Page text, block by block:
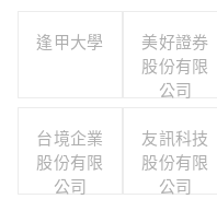
逢甲大學
美好證券
股份有限
公司
台境企業
股份有限
公司
友訊科技
股份有限
公司